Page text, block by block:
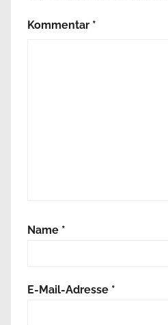
Kommentar *
Name *
E-Mail-Adresse *